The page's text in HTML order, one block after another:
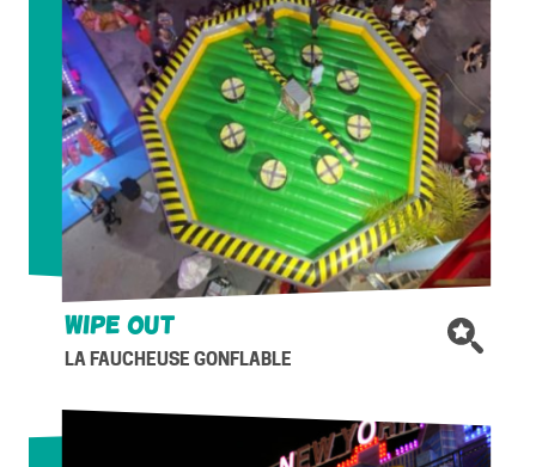
WIPE OUT
LA FAUCHEUSE GONFLABLE